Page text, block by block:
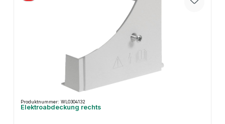
Produktnummer: WL0304132
Elektroabdeckung rechts